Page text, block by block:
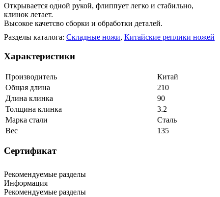
Открывается одной рукой, флиппует легко и стабильно,
клинок летает.
Высокое качетсво сборки и обработки деталей.
Разделы каталога: Складные ножи, Китайские реплики ножей
Характеристики
Производитель
Китай
Общая длина
210
Длина клинка
90
Толщина клинка
3.2
Марка стали
Сталь
Вес
135
Сертификат
Рекомендуемые разделы
Информация
Рекомендуемые разделы